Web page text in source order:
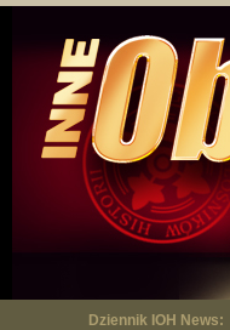
Dziennik IOH News: